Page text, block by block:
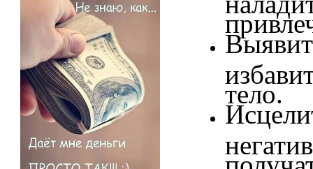
тело.